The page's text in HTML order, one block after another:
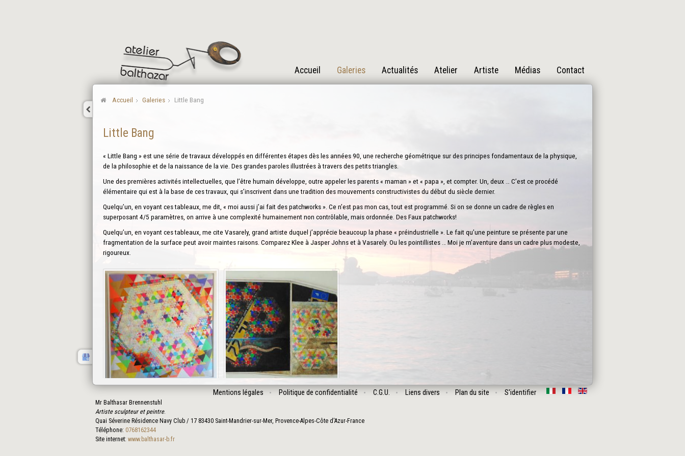
Accueil Galeries Actualités Atelier Artiste Médias Contact
Accueil Galeries Little Bang
Little Bang
« Little Bang » est une série de travaux développés en différentes étapes dès les années 90, une recherche géométrique sur des principes fondamentaux de la physique,
de la philosophie et de la naissance de la vie. Des grandes paroles illustrées à travers des petits triangles.
Une des premières activités intellectuelles, que l’être humain développe, outre appeler les parents « maman » et « papa », et compter. Un, deux … C’est ce procédé
élémentaire qui est à la base de ces travaux, qui s’inscrivent dans une tradition des mouvements constructivistes du début du siècle dernier.
Quelqu’un, en voyant ces tableaux, me dit, « moi aussi j’ai fait des patchworks ». Ce n’est pas mon cas, tout est programmé. Si on se donne un cadre de règles en
superposant 4/5 paramètres, on arrive à une complexité humainement non contrôlable, mais ordonnée. Des Faux patchworks!
Quelqu’un, en voyant ces tableaux, me cite Vasarely, grand artiste duquel j’apprécie beaucoup la phase « préindustrielle ». Le fait qu’une peinture se présente par une
fragmentation de la surface peut avoir maintes raisons. Comparez Klee à Jasper Johns et à Vasarely. Ou les pointillistes … Moi je m’aventure dans un cadre plus modeste,
rigoureux.
Mentions légales Politique de confidentialité C.G.U. Liens divers Plan du site S'identifier
Mr Balthasar Brennenstuhl
Artiste sculpteur et peintre.
Quai Séverine Résidence Navy Club / 17 83430 Saint-Mandrier-sur-Mer, Provence-Alpes-Côte d'Azur-France
Téléphone: 0768162344
Site internet: www.balthasar-b.fr